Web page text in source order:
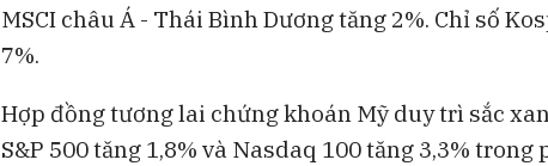
MSCI châu Á - Thái Bình Dương tăng 2%. Chỉ số
7%.
Hợp đồng tương lai chứng khoán Mỹ duy trì sắc
S&P 500 tăng 1,8% và Nasdaq 100 tăng 3,3%